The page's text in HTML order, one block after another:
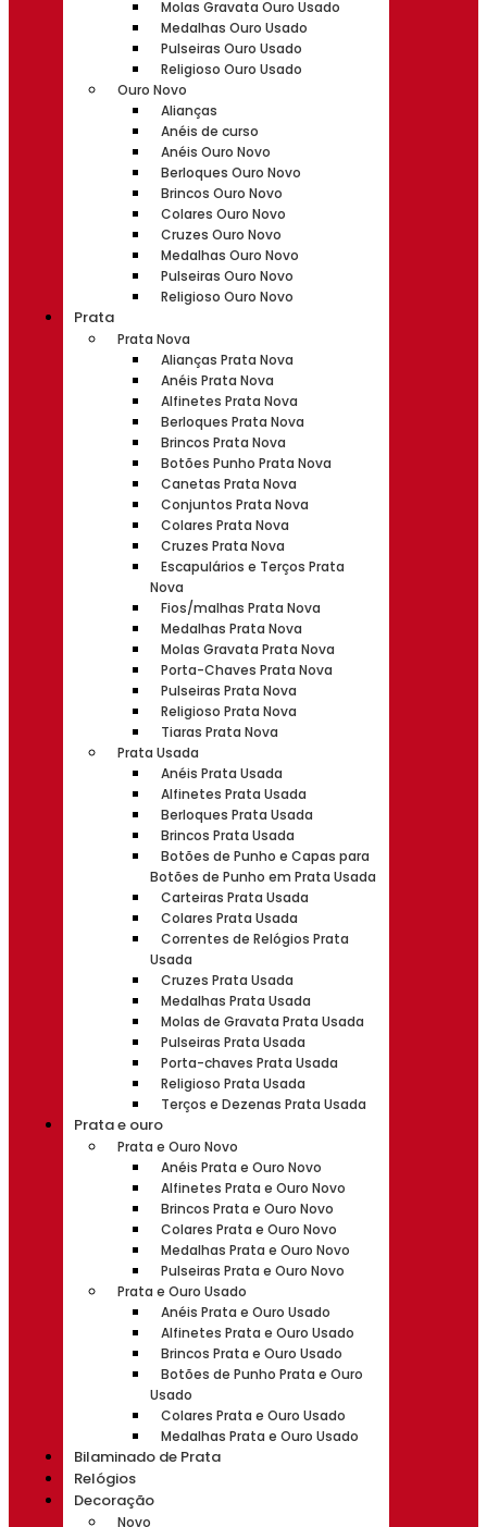
Molas Gravata Ouro Usado
Medalhas Ouro Usado
Pulseiras Ouro Usado
Religioso Ouro Usado
Ouro Novo
Alianças
Anéis de curso
Anéis Ouro Novo
Berloques Ouro Novo
Brincos Ouro Novo
Colares Ouro Novo
Cruzes Ouro Novo
Medalhas Ouro Novo
Pulseiras Ouro Novo
Religioso Ouro Novo
Prata
Prata Nova
Alianças Prata Nova
Anéis Prata Nova
Alfinetes Prata Nova
Berloques Prata Nova
Brincos Prata Nova
Botões Punho Prata Nova
Canetas Prata Nova
Conjuntos Prata Nova
Colares Prata Nova
Cruzes Prata Nova
Escapulários e Terços Prata
Nova
Fios/malhas Prata Nova
Medalhas Prata Nova
Molas Gravata Prata Nova
Porta-Chaves Prata Nova
Pulseiras Prata Nova
Religioso Prata Nova
Tiaras Prata Nova
Prata Usada
Anéis Prata Usada
Alfinetes Prata Usada
Berloques Prata Usada
Brincos Prata Usada
Botões de Punho e Capas para
Botões de Punho em Prata Usada
Carteiras Prata Usada
Colares Prata Usada
Correntes de Relógios Prata
Usada
Cruzes Prata Usada
Medalhas Prata Usada
Molas de Gravata Prata Usada
Pulseiras Prata Usada
Porta-chaves Prata Usada
Religioso Prata Usada
Terços e Dezenas Prata Usada
Prata e ouro
Prata e Ouro Novo
Anéis Prata e Ouro Novo
Alfinetes Prata e Ouro Novo
Brincos Prata e Ouro Novo
Colares Prata e Ouro Novo
Medalhas Prata e Ouro Novo
Pulseiras Prata e Ouro Novo
Prata e Ouro Usado
Anéis Prata e Ouro Usado
Alfinetes Prata e Ouro Usado
Brincos Prata e Ouro Usado
Botões de Punho Prata e Ouro
Usado
Colares Prata e Ouro Usado
Medalhas Prata e Ouro Usado
Bilaminado de Prata
Relógios
Decoração
Novo